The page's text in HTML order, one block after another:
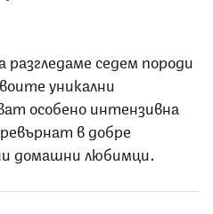
разгледаме седем породи
уникални
особено интензивна
в добре
домашни любимци.